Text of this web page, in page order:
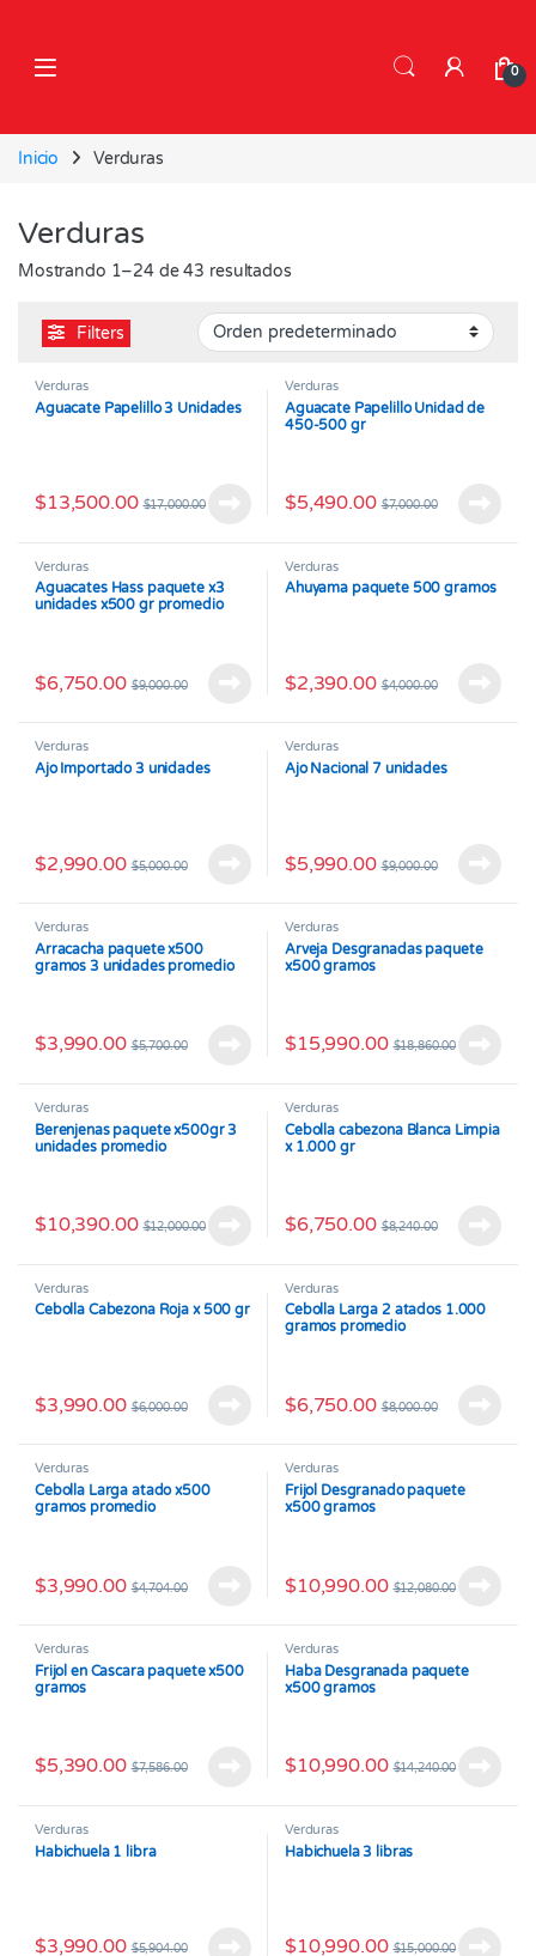
0
Inicio Verduras
Verduras
Mostrando 1–24 de 43 resultados
Filters
Verduras
Aguacate Papelillo 3 Unidades
$13,500.00 $17,000.00
Verduras
Aguacate Papelillo Unidad de
450-500 gr
$5,490.00 $7,000.00
Verduras
Aguacates Hass paquete x3
unidades x500 gr promedio
$6,750.00 $9,000.00
Verduras
Ahuyama paquete 500 gramos
$2,390.00 $4,000.00
Verduras
Ajo Importado 3 unidades
$2,990.00 $5,000.00
Verduras
Ajo Nacional 7 unidades
$5,990.00 $9,000.00
Verduras
Arracacha paquete x500
gramos 3 unidades promedio
$3,990.00 $5,700.00
Verduras
Arveja Desgranadas paquete
x500 gramos
$15,990.00 $18,860.00
Verduras
Berenjenas paquete x500gr 3
unidades promedio
$10,390.00 $12,000.00
Verduras
Cebolla cabezona Blanca Limpia
x 1.000 gr
$6,750.00 $8,240.00
Verduras
Cebolla Cabezona Roja x 500 gr
$3,990.00 $6,000.00
Verduras
Cebolla Larga 2 atados 1.000
gramos promedio
$6,750.00 $8,000.00
Verduras
Cebolla Larga atado x500
gramos promedio
$3,990.00 $4,704.00
Verduras
Frijol Desgranado paquete
x500 gramos
$10,990.00 $12,080.00
Verduras
Frijol en Cascara paquete x500
gramos
$5,390.00 $7,586.00
Verduras
Haba Desgranada paquete
x500 gramos
$10,990.00 $14,240.00
Verduras
Habichuela 1 libra
$3,990.00 $5,904.00
Verduras
Habichuela 3 libras
$10,990.00 $15,000.00